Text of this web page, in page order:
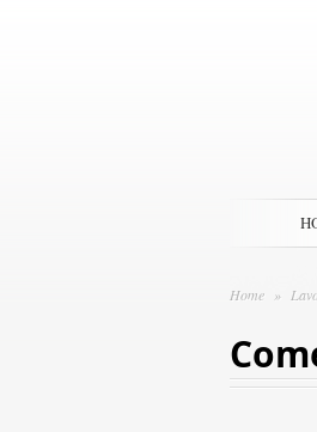
Home »